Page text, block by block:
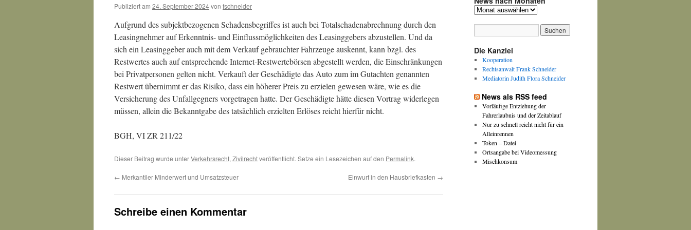
Publiziert am 24. September 2024von fschneider
Aufgrund des subjektbezogenen Schadensbegriffes ist auch bei Totalschadenabrechnung durch den
Leasingnehmer auf Erkenntnis- und Einflussmöglichkeiten des Leasinggebers abzustellen. Und da
sich ein Leasinggeber auch mit dem Verkauf gebrauchter Fahrzeuge auskennt, kann bzgl. des
Restwertes auch auf entsprechende Internet-Restwertebörsen abgestellt werden, die Einschränkungen
bei Privatpersonen gelten nicht. Verkauft der Geschädigte das Auto zum im Gutachten genannten
Restwert übernimmt er das Risiko, dass ein höherer Preis zu erzielen gewesen wäre, wie es die
Versicherung des Unfallgegners vorgetragen hatte. Der Geschädigte hätte diesen Vortrag widerlegen
müssen, allein die Bekanntgabe des tatsächlich erzielten Erlöses reicht hierfür nicht.
BGH, VI ZR 211/22
Dieser Beitrag wurde unterVerkehrsrecht, Zivilrechtveröffentlicht. Setze ein Lesezeichen auf den Permalink.
← Merkantiler Minderwert und Umsatzsteuer Einwurf in den Hausbriefkasten →
Schreibe einen Kommentar
News
Die Kanzlei
Kooperation
Rechtsanwalt Frank Schneider
Mediatorin Judith Flora Schneider
News als RSS feed
Vorläufige Entziehung der
Fahrerlaubnis und der Zeitablauf
Nur zu schnell reicht nicht für ein
Alleinrennen
Token – Datei
Ortsangabe bei Videomessung
Mischkonsum